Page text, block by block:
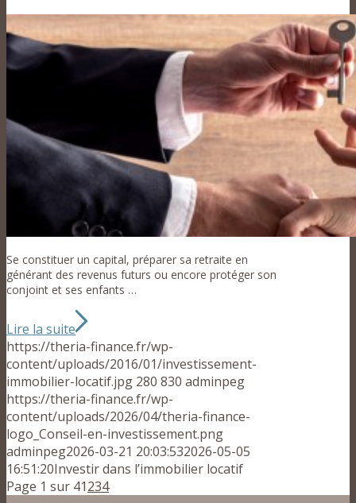
Se constituer un capital, préparer sa retraite en
générant des revenus futurs ou encore protéger son
conjoint et ses enfants …
Lire la suite
https://theria-finance.fr/wp-
content/uploads/2016/01/investissement-
immobilier-locatif.jpg 280 830 adminpeg
https://theria-finance.fr/wp-
content/uploads/2026/04/theria-finance-
logo_Conseil-en-investissement.png
adminpeg2026-03-21 20:03:532026-05-05
16:51:20Investir dans l’immobilier locatif
Page 1 sur 41234